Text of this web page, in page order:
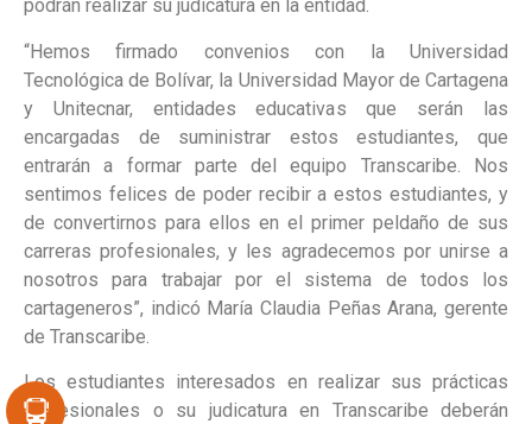
podrán realizar su judicatura en la entidad.
“Hemos firmado convenios con la Universidad
Tecnológica de Bolívar, la Universidad Mayor de Cartagena
y Unitecnar, entidades educativas que serán las
encargadas de suministrar estos estudiantes, que
entrarán a formar parte del equipo Transcaribe. Nos
sentimos felices de poder recibir a estos estudiantes, y
de convertirnos para ellos en el primer peldaño de sus
carreras profesionales, y les agradecemos por unirse a
nosotros para trabajar por el sistema de todos los
cartageneros”, indicó María Claudia Peñas Arana, gerente
de Transcaribe.
Los estudiantes interesados en realizar sus prácticas
profesionales o su judicatura en Transcaribe deberán